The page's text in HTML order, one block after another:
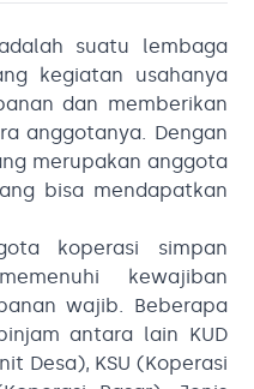
suatu lembaga
kegiatan usahanya
dan memberikan
anggotanya. Dengan
merupakan anggota
bisa mendapatkan
koperasi simpan
kewajiban
wajib. Beberapa
antara lain KUD
Desa), KSU (Koperasi